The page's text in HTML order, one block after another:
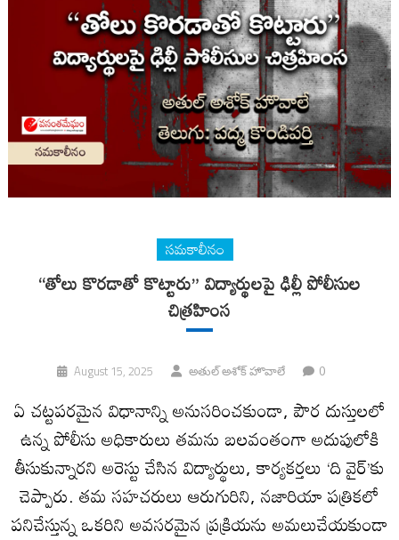
సమకాలీనం
“తోలు కొరడాతో కొట్టారు” విద్యార్థులపై ఢిల్లీ పోలీసుల
చిత్రహింస
August 15, 2025 అతుల్ అశోక్ హొవాలే 0
ఏ చట్టపరమైన విధానాన్ని అనుసరించకుండా, పౌర దుస్తులలో
ఉన్న పోలీసు అధికారులు తమను బలవంతంగా అదుపులోకి
తీసుకున్నారని అరెస్టు చేసిన విద్యార్థులు, కార్యకర్తలు ‘ది వైర్‌’కు
చెప్పారు. తమ సహచరులు ఆరుగురిని, నజారియా పత్రికలో
పనిచేస్తున్న ఒకరిని అవసరమైన ప్రక్రియను అమలుచేయకుండా